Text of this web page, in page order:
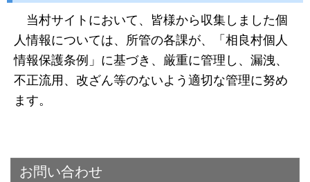
当村サイトにおいて、皆様から収集しました個
人情報については、所管の各課が、「相良村個人
情報保護条例」に基づき、厳重に管理し、漏洩、
不正流用、改ざん等のないよう適切な管理に努め
ます。
お問い合わせ